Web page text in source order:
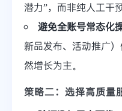
潜力”，而非纯人工干预
避免全账号常态化操
新品发布、活动推广
然增长为主。
策略二：选择高质量